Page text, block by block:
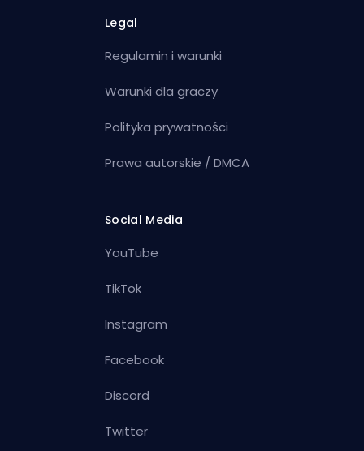
Legal
Regulamin i warunki
Warunki dla graczy
Polityka prywatności
Prawa autorskie / DMCA
Social Media
YouTube
TikTok
Instagram
Facebook
Discord
Twitter